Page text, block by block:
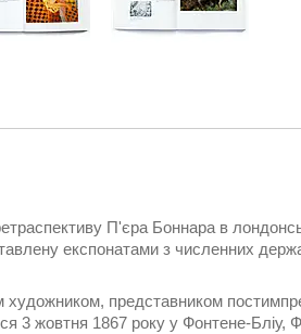
П'єра Боннара в
експонатами з численних
представником
3 жовтня 1867 року у Фонтене-Бліу,